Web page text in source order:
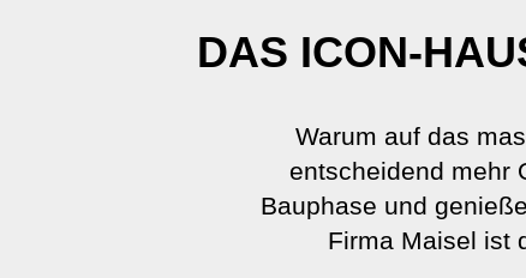
DAS ICON-
Warum auf das
entscheidend mehr
Bauphase und
Firma Maisel ist